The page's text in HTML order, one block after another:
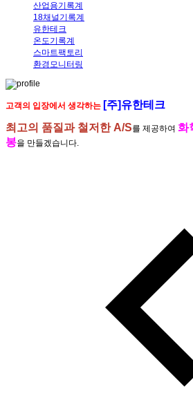
산업용기록계
18채널기록계
유한테크
온도기록계
스마트팩토리
환경모니터링
고객의 입장에서 생각하는 [주]유한테크
최고의 품질과 철저한 A/S를 제공하여 화
봉을 만들겠습니다.